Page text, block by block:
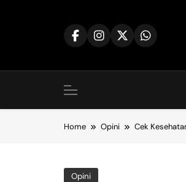
Home Opini Cek
Opini